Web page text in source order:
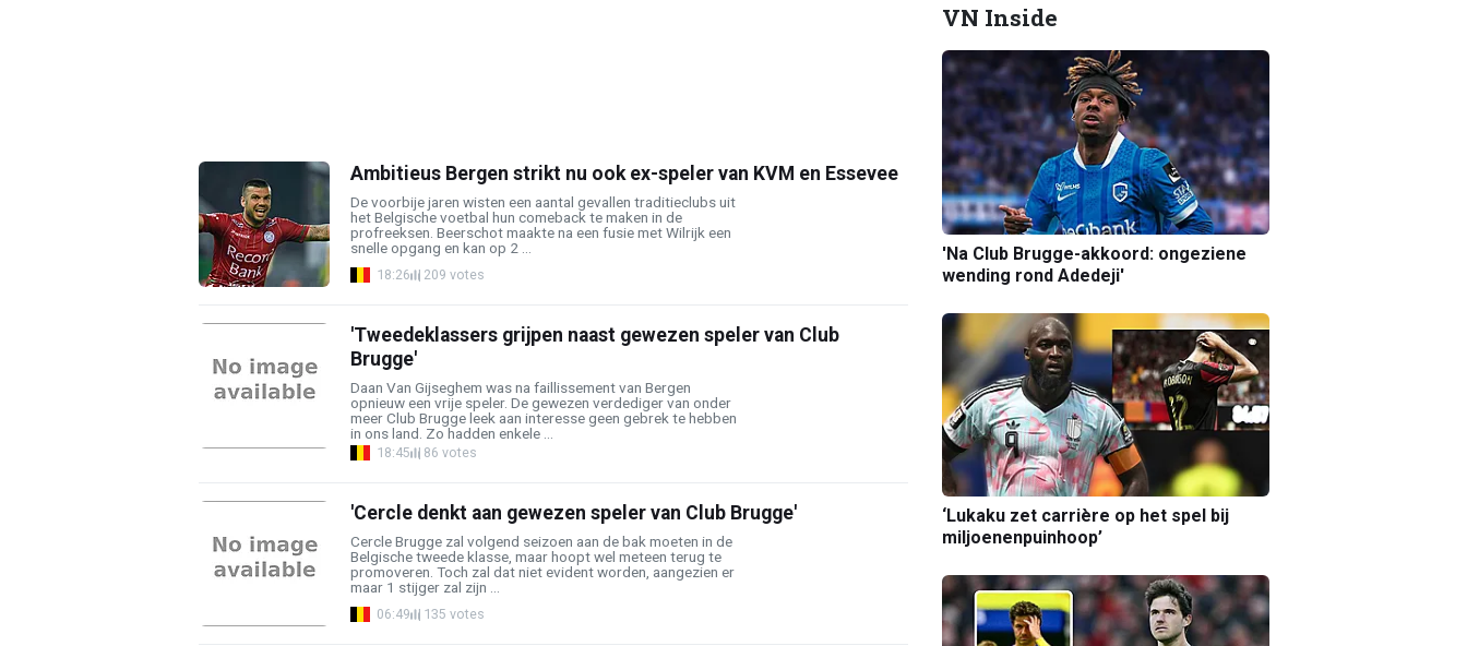
Ambitieus Bergen strikt nu ook ex-speler van KVM en Essevee
De voorbije jaren wisten een aantal gevallen traditieclubs uit
het Belgische voetbal hun comeback te maken in de
profreeksen. Beerschot maakte na een fusie met Wilrijk een
snelle opgang en kan op 2 ...
18:26 209 votes
'Tweedeklassers grijpen naast gewezen speler van Club
Brugge'
Daan Van Gijseghem was na faillissement van Bergen
opnieuw een vrije speler. De gewezen verdediger van onder
meer Club Brugge leek aan interesse geen gebrek te hebben
in ons land. Zo hadden enkele ...
18:45 86 votes
'Cercle denkt aan gewezen speler van Club Brugge'
Cercle Brugge zal volgend seizoen aan de bak moeten in de
Belgische tweede klasse, maar hoopt wel meteen terug te
promoveren. Toch zal dat niet evident worden, aangezien er
maar 1 stijger zal zijn ...
06:49 135 votes
VN Inside
'Na Club Brugge-akkoord: ongeziene
wending rond Adedeji'
‘Lukaku zet carrière op het spel bij
miljoenenpuinhoop’